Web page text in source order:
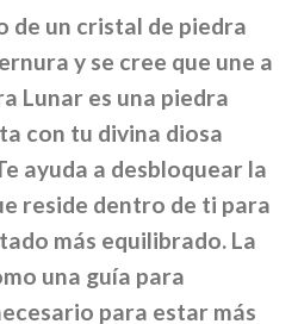
de un cristal de piedra
y se cree que une a
Lunar es una piedra
con tu divina diosa
ayuda a desbloquear la
reside dentro de ti para
más equilibrado. La
una guía para
para estar más